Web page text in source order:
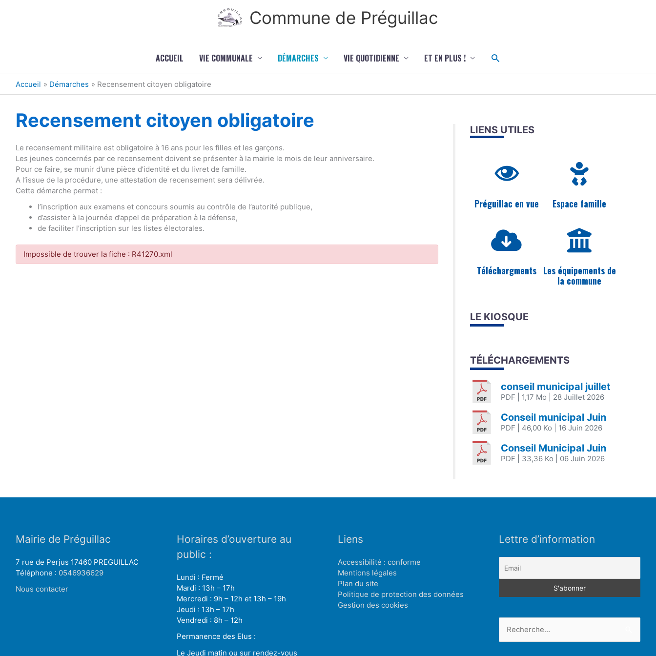
Commune de Préguillac
ACCUEIL VIE COMMUNALE DÉMARCHES VIE QUOTIDIENNE ET EN PLUS ! Rechercher
Accueil Démarches Recensement citoyen obligatoire
Recensement citoyen obligatoire
Le recensement militaire est obligatoire à 16 ans pour les filles et les garçons.
Les jeunes concernés par ce recensement doivent se présenter à la mairie le mois de leur anniversaire.
Pour ce faire, se munir d’une pièce d’identité et du livret de famille.
A l’issue de la procédure, une attestation de recensement sera délivrée.
Cette démarche permet :
l’inscription aux examens et concours soumis au contrôle de l’autorité publique,
d’assister à la journée d’appel de préparation à la défense,
de faciliter l’inscription sur les listes électorales.
Impossible de trouver la fiche : R41270.xml
LIENS UTILES
Préguillac en vue Espace famille
Téléchargments Les équipements de
la commune
LE KIOSQUE
TÉLÉCHARGEMENTS
conseil municipal juillet
PDF | 1,17 Mo | 28 Juillet 2026
Conseil municipal Juin
PDF | 46,00 Ko | 16 Juin 2026
Conseil Municipal Juin
PDF | 33,36 Ko | 06 Juin 2026
Mairie de Préguillac
7 rue de Perjus 17460 PREGUILLAC
Téléphone : 0546936629
Nous contacter
Horaires d’ouverture au
public :
Lundi : Fermé
Mardi : 13h – 17h
Mercredi : 9h – 12h et 13h – 19h
Jeudi : 13h – 17h
Vendredi : 8h – 12h
Permanence des Elus :
Le Jeudi matin ou sur rendez-vous
Liens
Accessibilité : conforme
Mentions légales
Plan du site
Politique de protection des données
Gestion des cookies
Lettre d’information